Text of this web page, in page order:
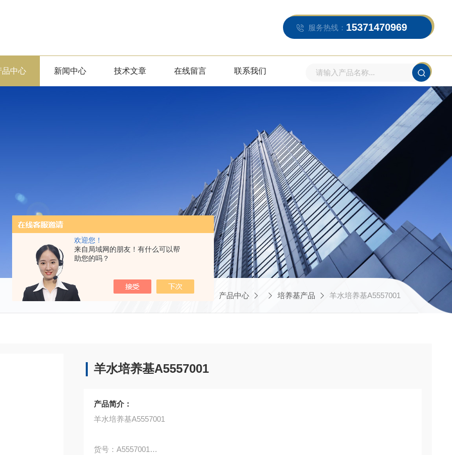
欢迎您！
来自局域网的朋友！有什么可以帮
助您的吗？
服务热线： 15371470969
品中心 新闻中心 技术文章 在线留言 联系我们
当前位置：首页 产品中心 培养基产品 羊水培养基A5557001
羊水培养基A5557001
产品简介：
羊水培养基A5557001
货号：A5557001